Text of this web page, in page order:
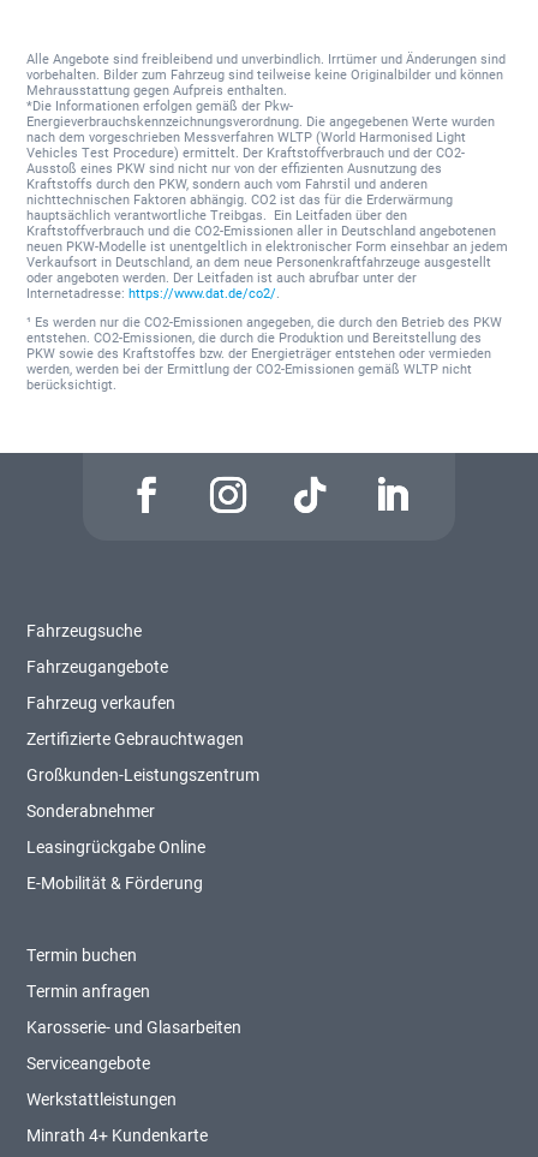
Alle Angebote sind freibleibend und unverbindlich. Irrtümer und Änderungen sind
vorbehalten. Bilder zum Fahrzeug sind teilweise keine Originalbilder und können
Mehrausstattung gegen Aufpreis enthalten.
*Die Informationen erfolgen gemäß der Pkw-
Energieverbrauchskennzeichnungsverordnung. Die angegebenen Werte wurden
nach dem vorgeschrieben Messverfahren WLTP (World Harmonised Light
Vehicles Test Procedure) ermittelt. Der Kraftstoffverbrauch und der CO2-
Ausstoß eines PKW sind nicht nur von der effizienten Ausnutzung des
Kraftstoffs durch den PKW, sondern auch vom Fahrstil und anderen
nichttechnischen Faktoren abhängig. CO2 ist das für die Erderwärmung
hauptsächlich verantwortliche Treibgas. Ein Leitfaden über den
Kraftstoffverbrauch und die CO2-Emissionen aller in Deutschland angebotenen
neuen PKW-Modelle ist unentgeltlich in elektronischer Form einsehbar an jedem
Verkaufsort in Deutschland, an dem neue Personenkraftfahrzeuge ausgestellt
oder angeboten werden. Der Leitfaden ist auch abrufbar unter der
Internetadresse:https://www.dat.de/co2/.
¹ Es werden nur die CO2-Emissionen angegeben, die durch den Betrieb des PKW
entstehen. CO2-Emissionen, die durch die Produktion und Bereitstellung des
PKW sowie des Kraftstoffes bzw. der Energieträger entstehen oder vermieden
werden, werden bei der Ermittlung der CO2-Emissionen gemäß WLTP nicht
berücksichtigt.
Fahrzeugsuche
Fahrzeugangebote
Fahrzeug verkaufen
Zertifizierte Gebrauchtwagen
Großkunden-Leistungszentrum
Sonderabnehmer
Leasingrückgabe Online
E-Mobilität & Förderung
Termin buchen
Termin anfragen
Karosserie- und Glasarbeiten
Serviceangebote
Werkstattleistungen
Minrath 4+ Kundenkarte